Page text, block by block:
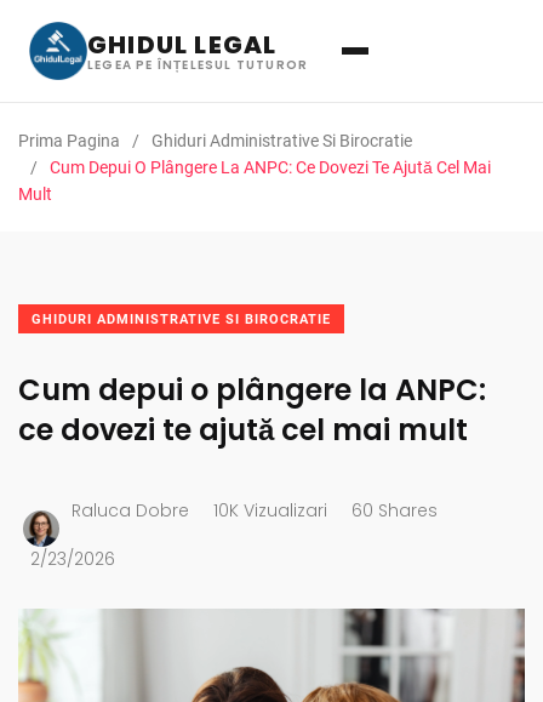
GHIDUL LEGAL
LEGEA PE ÎNȚELESUL TUTUROR
Prima Pagina
Ghiduri Administrative Si Birocratie
Cum Depui O Plângere La ANPC: Ce Dovezi Te Ajută Cel Mai
Mult
GHIDURI ADMINISTRATIVE SI BIROCRATIE
Cum depui o plângere la ANPC:
ce dovezi te ajută cel mai mult
Raluca Dobre 10K Vizualizari 60 Shares
2/23/2026